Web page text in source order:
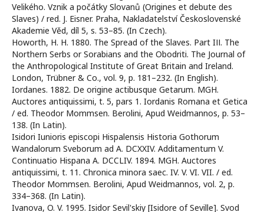
Velikého. Vznik a počátky Slovanů (Origines et debute des
Slaves) / red. J. Eisner. Praha, Nakladatelství Československé
Аkademie Věd, díl 5, s. 53–85. (In Czech).
Howorth, H. H. 1880. The Spread of the Slaves. Part IІІ. The
Northern Serbs or Sorabians and the Obodriti. The Journal of
the Anthropological Institute of Great Britain and Ireland.
London, Trübner & Co., vol. 9, p. 181–232. (In English).
Iordanes. 1882. De origine actibusque Getarum. MGH.
Auctores antiquissimi, t. 5, pars 1. Iordanis Romana et Getica
/ ed. Theodor Mommsen. Berolini, Apud Weidmannos, p. 53–
138. (In Latin).
Isidori Iunioris episcopi Hispalensis Historia Gothorum
Wandalorum Sveborum ad A. DCXXIV. Additamentum V.
Continuatio Hispana A. DCCLIV. 1894. MGH. Auctores
antiquissimi, t. 11. Chronica minora saec. IV. V. VI. VII. / ed.
Theodor Mommsen. Berolini, Apud Weidmannos, vol. 2, p.
334–368. (In Latin).
Ivanova, O. V. 1995. Isidor Sevil'skiy [Isidore of Seville]. Svod